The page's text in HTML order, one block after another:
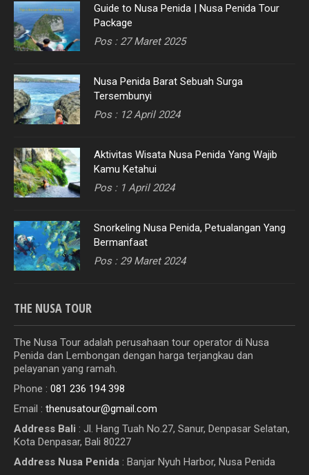
Guide to Nusa Penida | Nusa Penida Tour
Package
Pos : 27 Maret 2025
Nusa Penida Barat Sebuah Surga
Tersembunyi
Pos : 12 April 2024
Aktivitas Wisata Nusa Penida Yang Wajib
Kamu Ketahui
Pos : 1 April 2024
Snorkeling Nusa Penida, Petualangan Yang
Bermanfaat
Pos : 29 Maret 2024
THE NUSA TOUR
The Nusa Tour adalah perusahaan tour operator di Nusa
Penida dan Lembongan dengan harga terjangkau dan
pelayanan yang ramah.
Phone : 081 236 194 398
Email : thenusatour@gmail.com
Address Bali : Jl. Hang Tuah No.27, Sanur, Denpasar Selatan,
Kota Denpasar, Bali 80227
Address Nusa Penida : Banjar Nyuh Harbor, Nusa Penida